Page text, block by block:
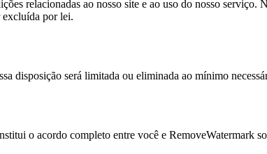
relacionadas ao nosso site e ao uso do nosso
excluída por lei.
disposição será limitada ou eliminada ao mínimo
o acordo completo entre você e RemoveWatermark